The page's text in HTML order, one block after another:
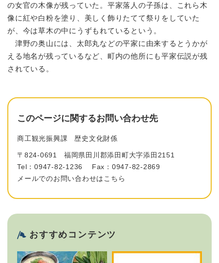
の女官の木像が残っていた。平家落人の子孫は、これら木
像に紅や白粉を塗り、美しく飾りたてて祭りをしていた
が、今は草木の中にうずもれているという。
津野の奥山には、太郎丸などの平家に由来するとうかが
える地名が残っているなど、町内の他所にも平家伝説が残
されている。
このページに関するお問い合わせ先
商工観光振興課 歴史文化財係
〒824-0691
福岡県田川郡添田町大字添田2151
Tel：0947-82-1236
Fax：0947-82-2869
メールでのお問い合わせはこちら
おすすめコンテンツ